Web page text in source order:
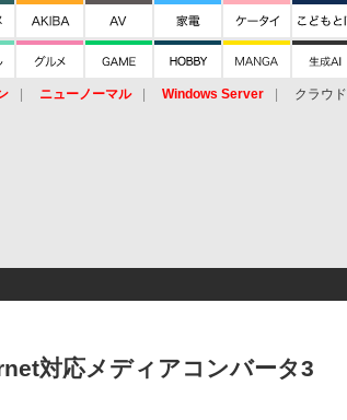
ニューノーマル Windows Server クラウド
対応メディアコンバータ3